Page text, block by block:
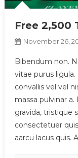
Free 2,500
November 26,
Bibendum non.
vitae purus
convallis vel vel
massa pulvinar
gravida, tristique
consectetuer
aarcu lacus quis.